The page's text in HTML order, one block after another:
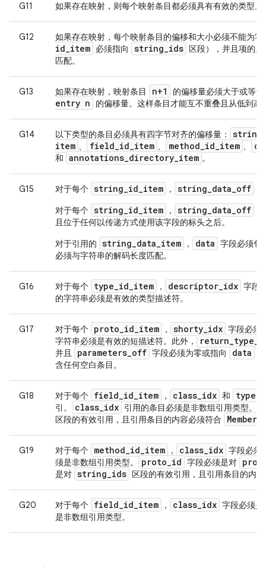
G11 如果存在映射，则每个映射条目都必须具有有效的类型
G12 如果存在映射，每个映射条目的偏移和大小必须不能为
id_item 必须指向 string_ids 区段），并且项的
匹配。
G13 如果存在映射，映射条目 n+1 的偏移量必须大于或等
entry n 的偏移量。这样条目才能互不重叠且从低到高
G14 以下类型的条目必须具有四字节对齐的偏移量： string
item 、 field_id_item 、 method_id_item 、
和 annotations_directory_item 。
G15 对于每个 string_id_item ， string_data_off
对于每个 string_id_item ， string_data_off
且位于任何以传递方式使用该字段的标头之后。
对于引用的 string_data_item ， data 字段必须包
必须与字符串的解码长度匹配。
G16 对于每个 type_id_item ， descriptor_idx 字段
的字符串必须是有效的类型描述符。
G17 对于每个 proto_id_item ， shorty_idx 字段必须
字符串必须是有效的短描述符。此外，
return_type_
并且 parameters_off 字段必须为零或指向 data
含任何空白条目。
G18 对于每个 field_id_item ， class_idx 和 type
引。 class_idx 引用的条目必须是非数组引用类型。
区段的有效引用，且引用条目的内容必须符合
Member
G19 对于每个 method_id_item ， class_idx 字段必须
须是非数组引用类型。
proto_id 字段必须是对
是对 string_ids 区段的有效引用，且引用条目的内
G20 对于每个 field_id_item ， class_idx 字段必须是
是非数组引用类型。